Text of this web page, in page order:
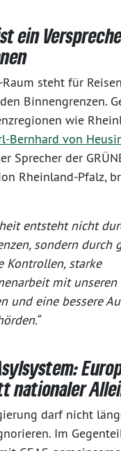
ein
steht für
Binnengrenzen.
wie
Bernhard von
Sprecher der
Rheinland-Pfalz,
entsteht nicht
sondern durch
Kontrollen, starke
mit unseren
und eine bessere
nationaler
darf nicht
Im